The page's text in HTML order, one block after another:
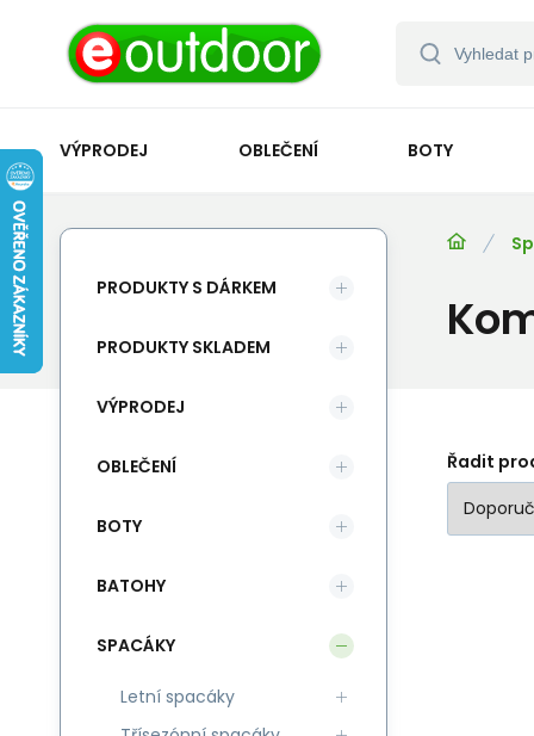
VÝPRODEJ OBLEČENÍ BOTY
Řadit
PRODUKTY S DÁRKEM
PRODUKTY SKLADEM
VÝPRODEJ
OBLEČENÍ
BOTY
BATOHY
SPACÁKY
Letní spacáky